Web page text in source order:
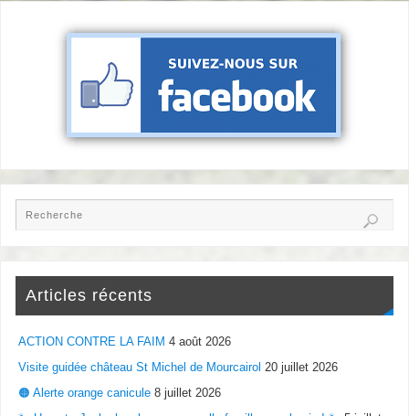
Articles récents
ACTION CONTRE LA FAIM 4 août 2026
Visite guidée château St Michel de Mourcairol 20 juillet 2026
🟠 Alerte orange canicule 8 juillet 2026